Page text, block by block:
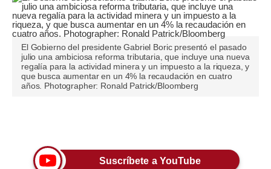
Pregunta de hoy
Blogs
Tendencias
Lujo
Estilos
El Gobierno del presidente Gabriel Boric presentó el pasado
julio una ambiciosa reforma tributaria, que incluye una nueva
regalía para la actividad minera y un impuesto a la riqueza, y
que busca aumentar en un 4% la recaudación en cuatro
años. Photographer: Ronald Patrick/Bloomberg
Suscríbete a YouTube